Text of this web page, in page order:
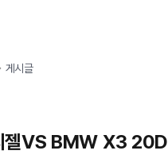
게시글
VS BMW X3 20D